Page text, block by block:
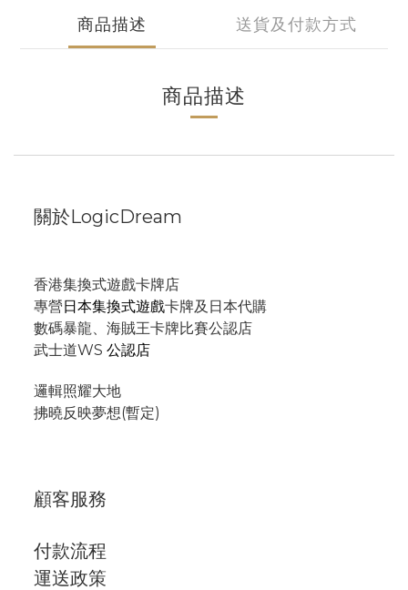
商品描述 送貨及付款方式
商品描述
關於LogicDream
香港集換式遊戲卡牌店
專營日本集換式遊戲卡牌及日本代購
數碼暴龍、海賊王卡牌比賽公認店
武士道WS 公認店
邏輯照耀大地
拂曉反映夢想(暫定)
顧客服務
付款流程
運送政策